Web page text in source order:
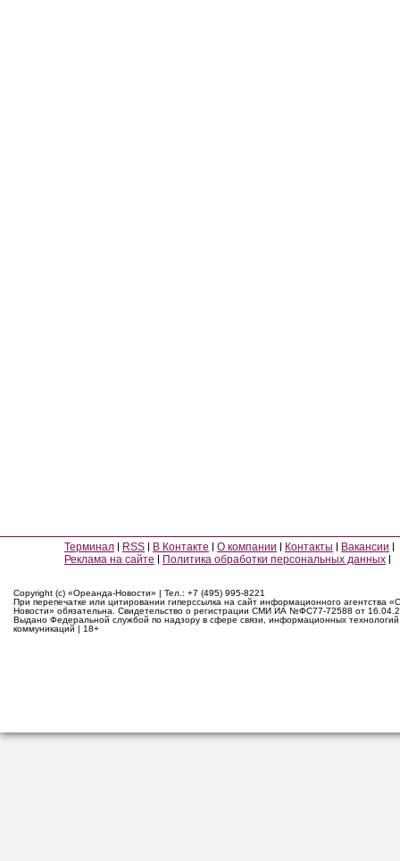
Терминал RSS В Контакте О компании Контакты
Вакансии
Реклама на сайте
Политика обработки персональных данных
Copyright (c) «Ореанда-Новости» | Тел.: +7 (495) 995-8221
При перепечатке или цитировании гиперссылка на сайт информационного агентства
Новости» обязательна. Свидетельство о регистрации СМИ ИА №ФС77-72588 от
Выдано Федеральной службой по надзору в сфере связи, информационных
коммуникаций | 18+